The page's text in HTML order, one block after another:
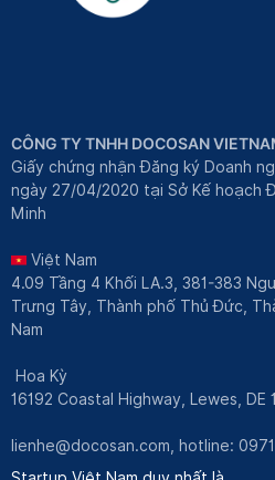
CÔNG TY TNHH DOCOSAN
Giấy chứng nhận Đăng ký Doanh
ngày 27/04/2020 tại Sở Kế hoạch
Minh
Việt Nam
4.09 Tầng 4 Khối LA.3, 381-383
Trưng Tây, Thành phố Thủ Đức,
Nam
Hoa Kỳ
16192 Coastal Highway, Lewes, DE
lienhe@docosan.com, hotline: